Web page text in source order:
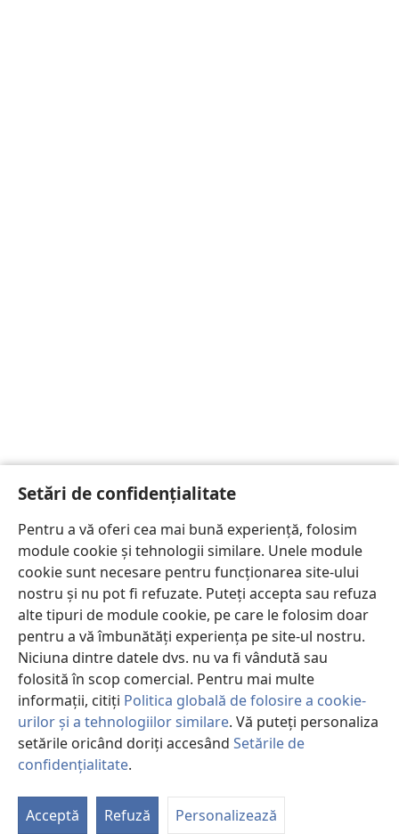
Setări de confidențialitate
Pentru a vă oferi cea mai bună experiență, folosim
module cookie și tehnologii similare. Unele module
cookie sunt necesare pentru funcționarea site-ului
nostru și nu pot fi refuzate. Puteți accepta sau refuza
alte tipuri de module cookie, pe care le folosim doar
pentru a vă îmbunătăți experiența pe site-ul nostru.
Niciuna dintre datele dvs. nu va fi vândută sau
folosită în scop comercial. Pentru mai multe
informații, citiți Politica globală de folosire a cookie-
urilor și a tehnologiilor similare. Vă puteți personaliza
setările oricând doriți accesând Setările de
confidențialitate.
Acceptă Refuză Personalizează